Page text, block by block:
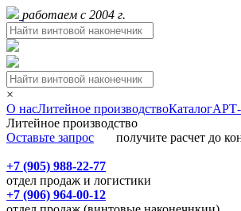
работаем с 2004 г.
×
О насЛитейное производствоКаталогАРТ-
Литейное производство
Оставьте запрос получите расчет до
+7 (905) 988-22-77
отдел продаж и логистики
+7 (906) 964-00-12